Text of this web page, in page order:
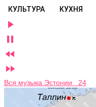
КУЛЬТУРА КУХНЯ




Вся музыка Эстонии 24